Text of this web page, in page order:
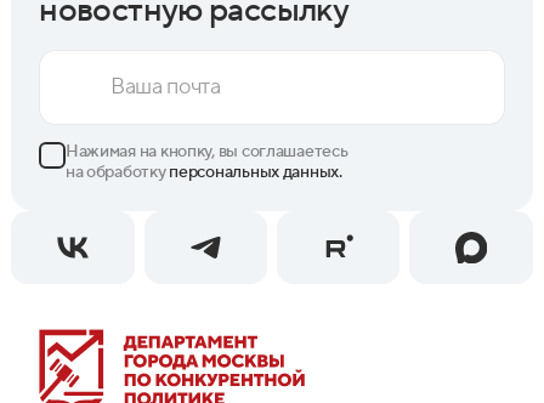
новостную рассылку
Нажимая на кнопку, вы соглашаетесь
на обработкуперсональных данных.